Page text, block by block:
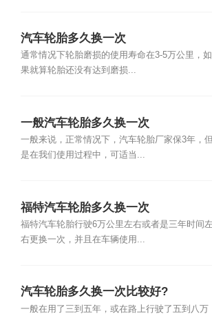
汽车轮胎多久换一次
通常情况下轮胎磨损的使用寿命在3-5万公里，如
果就算轮胎还没有达到磨损...
一般汽车轮胎多久换一次
一般来说，正常情况下，汽车轮胎厂家保3年，但
是在我们使用过程中，可适当...
福特汽车轮胎多久换一次
福特汽车轮胎行驶6万公里左右或者是三年时间左
右更换一次，并且在车辆使用...
汽车轮胎多久换一次比较好?
一般在用了三到五年，或在路上行驶了五到八万